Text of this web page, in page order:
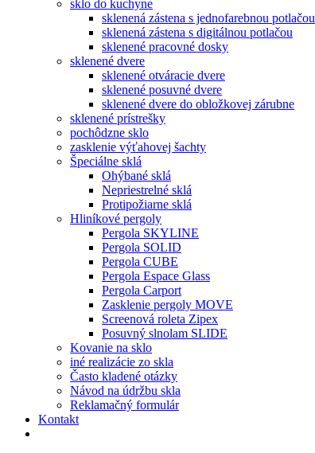
sklo do kuchyne
sklenená zástena s jednofarebnou potlačou
sklenená zástena s digitálnou potlačou
sklenené pracovné dosky
sklenené dvere
sklenené otváracie dvere
sklenené posuvné dvere
sklenené dvere do obložkovej zárubne
sklenené prístrešky
pochôdzne sklo
zasklenie výťahovej šachty
Špeciálne sklá
Ohýbané sklá
Nepriestrelné sklá
Protipožiarne sklá
Hliníkové pergoly
Pergola SKYLINE
Pergola SOLID
Pergola CUBE
Pergola Espace Glass
Pergola Carport
Zasklenie pergoly MOVE
Screenová roleta Zipex
Posuvný slnolam SLIDE
Kovanie na sklo
iné realizácie zo skla
Často kladené otázky
Návod na údržbu skla
Reklamačný formulár
Kontakt